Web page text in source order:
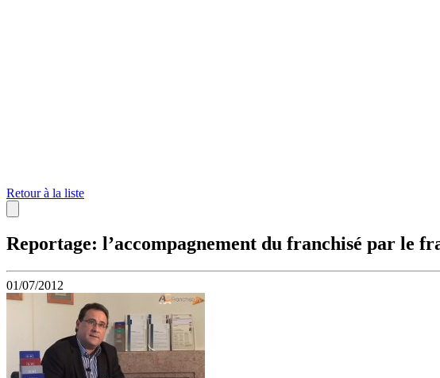
Retour à la liste
Reportage: l’accompagnement du franchisé par le
01/07/2012